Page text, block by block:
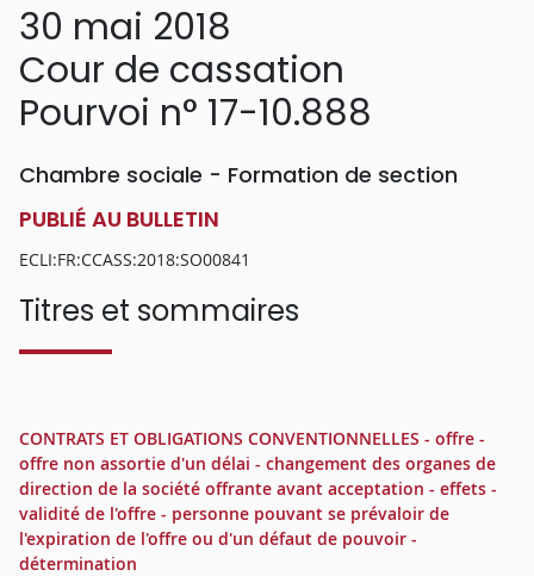
30 mai 2018
Cour de cassation
Pourvoi n° 17-10.888
Chambre sociale - Formation de section
PUBLIÉ AU BULLETIN
ECLI:FR:CCASS:2018:SO00841
Titres et sommaires
CONTRATS ET OBLIGATIONS CONVENTIONNELLES - offre -
offre non assortie d'un délai - changement des organes de
direction de la société offrante avant acceptation - effets -
validité de l'offre - personne pouvant se prévaloir de
l'expiration de l'offre ou d'un défaut de pouvoir -
détermination